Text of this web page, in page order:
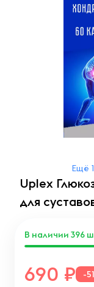
Ещё
Uplex
для
690 -
В наличии 396